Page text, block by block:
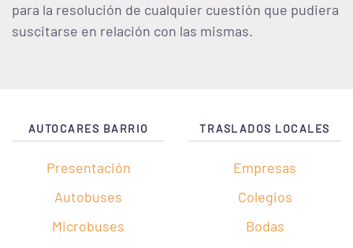
para la resolución de cualquier cuestión que pudiera
suscitarse en relación con las mismas.
AUTOCARES BARRIO
Presentación
Autobuses
Microbuses
TRASLADOS LOCALES
Empresas
Colegios
Bodas